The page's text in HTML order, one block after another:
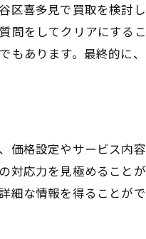
区喜多見で買取を検討
をしてクリアにするこ
もあります。最終的に
価格設定やサービス内
対応力を見極めること
細な情報を得ることが